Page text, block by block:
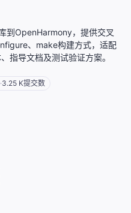
到OpenHarmony，提供交叉
、make构建方式，适配
指导文档及测试验证方案。
3.25 K提交数